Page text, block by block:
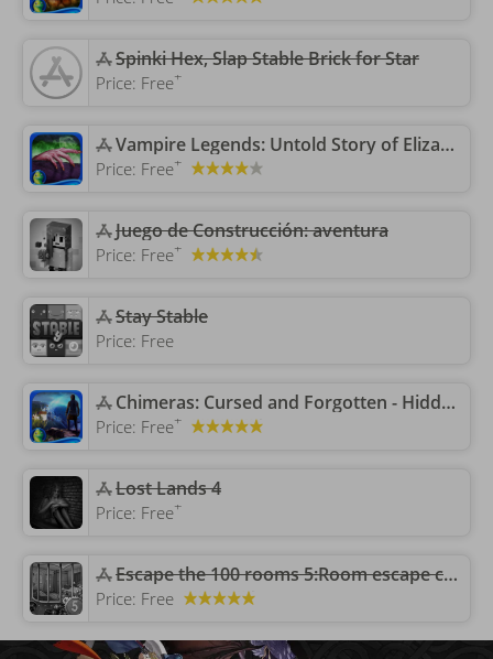
‎Spinki Hex, Slap Stable Brick for Star
Price: Free+
‎Vampire Legends: Untold Story of Elizabeth HD
Price: Free+
Juego de Construcción: aventura
Price: Free+
‎Stay Stable
Price: Free
‎Chimeras: Cursed and Forgotten - Hidden Object
Price: Free+
‎Lost Lands 4
Price: Free+
Escape the 100 rooms 5:Room escape challenge games
Price: Free